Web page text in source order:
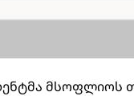
მსოფლიოს